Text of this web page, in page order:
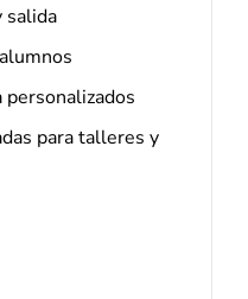
salida
personalizados
para talleres y